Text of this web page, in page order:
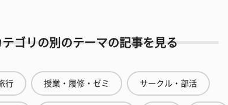
テゴリの別のテーマの記事を見る
行 授業・履修・ゼミ サークル・部活